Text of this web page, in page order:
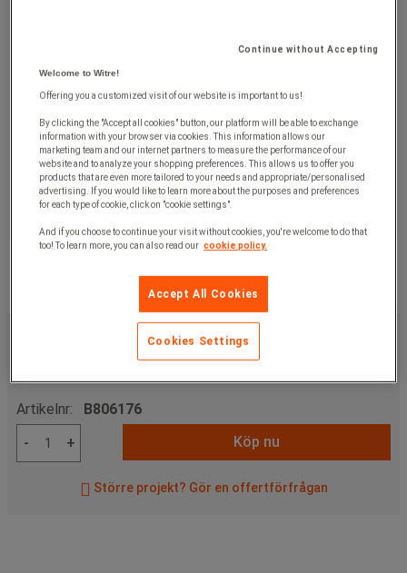
exkl. moms
Artikelnr: B806176
-
+ Köp nu
Större projekt? Gör en offertförfrågan
Continue without Accepting
Welcome to Witre!
Offering you a customized visit of our website is important to us!
By clicking the "Accept all cookies" button, our platform will be able to exchange
information with your browser via cookies. This information allows our
marketing team and our internet partners to measure the performance of our
website and to analyze your shopping preferences. This allows us to offer you
products that are even more tailored to your needs and appropriate/personalised
advertising. If you would like to learn more about the purposes and preferences
for each type of cookie, click on "cookie settings".
And if you choose to continue your visit without cookies, you're welcome to do that
too! To learn more, you can also read our cookie policy.
Accept All Cookies
Cookies Settings